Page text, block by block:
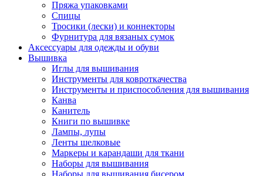
Пряжа упаковками
Спицы
Тросики (лески) и коннекторы
Фурнитура для вязаных сумок
Аксессуары для одежды и обуви
Вышивка
Иглы для вышивания
Инструменты для ковроткачества
Инструменты и приспособления для вышивания
Канва
Канитель
Книги по вышивке
Лампы, лупы
Ленты шелковые
Маркеры и карандаши для ткани
Наборы для вышивания
Наборы для вышивания бисером